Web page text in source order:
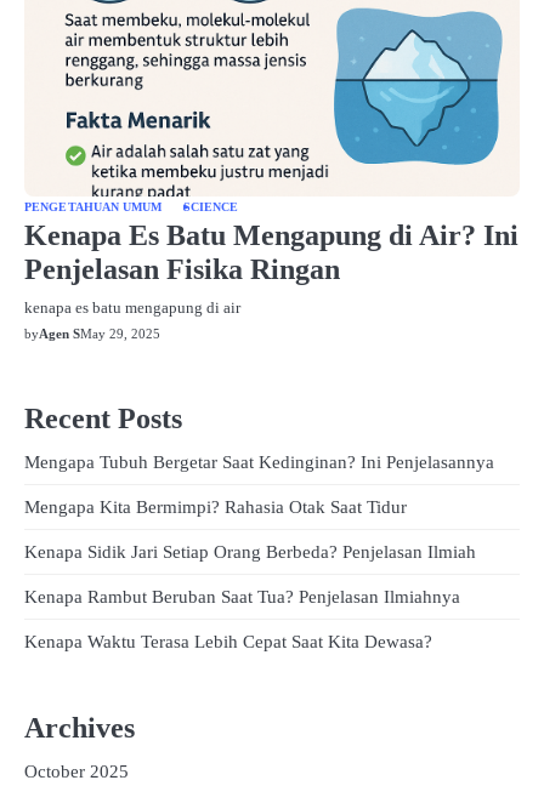
PENGETAHUAN UMUM SCIENCE
Kenapa Es Batu Mengapung di Air? Ini
Penjelasan Fisika Ringan
kenapa es batu mengapung di air
byAgen SMay 29, 2025
Recent Posts
Mengapa Tubuh Bergetar Saat Kedinginan? Ini Penjelasannya
Mengapa Kita Bermimpi? Rahasia Otak Saat Tidur
Kenapa Sidik Jari Setiap Orang Berbeda? Penjelasan Ilmiah
Kenapa Rambut Beruban Saat Tua? Penjelasan Ilmiahnya
Kenapa Waktu Terasa Lebih Cepat Saat Kita Dewasa?
Archives
October 2025